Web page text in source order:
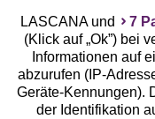
Geprüfte
LASCANA und 7
(Klick auf „Ok”) bei
Informationen auf
abzurufen (IP-
Geräte-Kennungen).
der Identifikation